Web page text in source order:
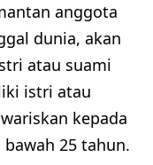
anggota
dunia, akan
atau suami
istri atau
kepada
25 tahun.